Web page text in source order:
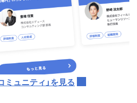
ミュニティ」を見る